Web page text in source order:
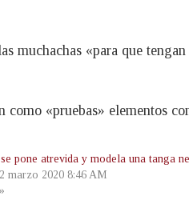
muchachas «para que
«pruebas» elementos
pone atrevida y modela una tanga
marzo 2020 8:46 AM